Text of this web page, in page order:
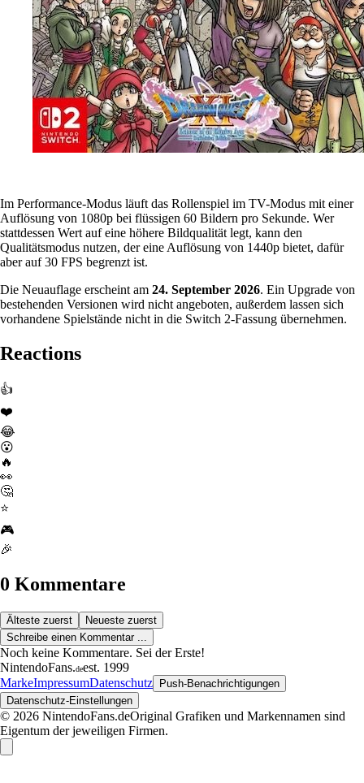
Im Performance-Modus läuft das Rollenspiel im TV-Modus mit einer
Auflösung von 1080p bei flüssigen 60 Bildern pro Sekunde. Wer
stattdessen Wert auf eine höhere Bildqualität legt, kann den
Qualitätsmodus nutzen, der eine Auflösung von 1440p bietet, dafür
aber auf 30 FPS begrenzt ist.
Die Neuauflage erscheint am 24. September 2026. Ein Upgrade von
bestehenden Versionen wird nicht angeboten, außerdem lassen sich
vorhandene Spielstände nicht in die Switch 2-Fassung übernehmen.
Reactions
👍
❤️
😂
😮
🔥
👀
🤔
⭐
🎮
🎉
0 Kommentare
Älteste zuerst
Neueste zuerst
Schreibe einen Kommentar ...
Noch keine Kommentare. Sei der Erste!
NintendoFans.deest. 1999
MarkeImpressumDatenschutz
Push-Benachrichtigungen
Datenschutz-Einstellungen
© 2026 NintendoFans.deOriginal Grafiken und Markennamen sind
Eigentum der jeweiligen Firmen.